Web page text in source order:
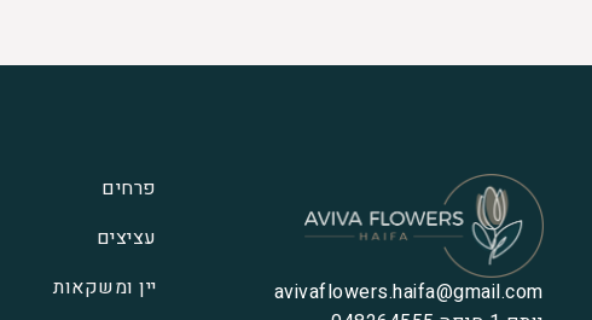
avivaflowers.haifa@gmail.com
פרחים
עציצים
יין ומשקאות